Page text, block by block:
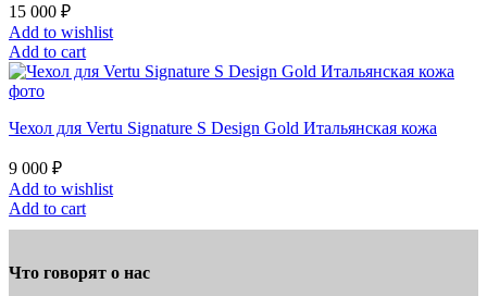
15 000 ₽
Add to wishlist
Add to cart
Чехол для Vertu Signature S Design Gold Итальянская кожа
9 000 ₽
Add to wishlist
Add to cart
Что говорят о нас